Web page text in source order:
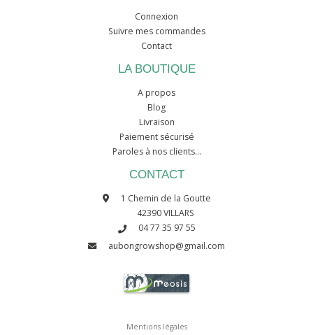
Connexion
Suivre mes commandes
Contact
LA BOUTIQUE
A propos
Blog
Livraison
Paiement sécurisé
Paroles à nos clients...
CONTACT
1 Chemin de la Goutte
42390 VILLARS
04 77 35 97 55
aubongrowshop@gmail.com
Mentions légales